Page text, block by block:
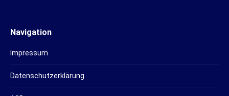
Navigation
Impressum
Datenschutzerklärung